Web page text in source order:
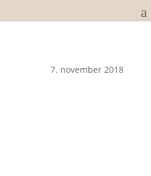
7. november 2018